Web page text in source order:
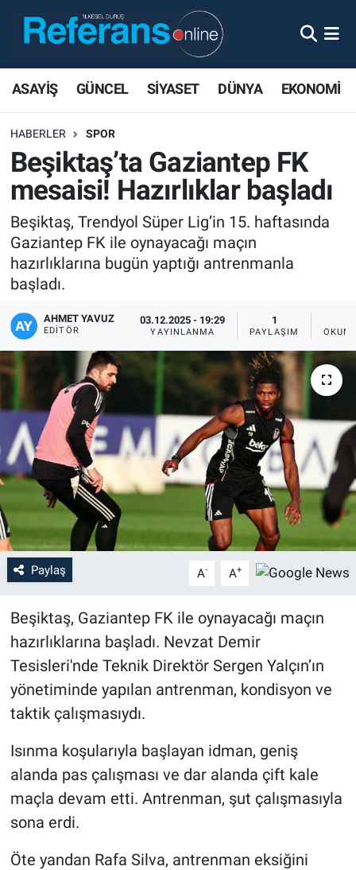
ASAYİŞ GÜNCEL SİYASET DÜNYA EKONOMİ
HABERLER SPOR
Beşiktaş’ta Gaziantep FK
mesaisi! Hazırlıklar başladı
Beşiktaş, Trendyol Süper Lig’in 15. haftasında
Gaziantep FK ile oynayacağı maçın
hazırlıklarına bugün yaptığı antrenmanla
başladı.
AHMET YAVUZ
EDITÖR
03.12.2025 - 19:29
YAYINLANMA
1
PAYLAŞIM
Paylaş A- A+
Beşiktaş, Gaziantep FK ile oynayacağı maçın
hazırlıklarına başladı. Nevzat Demir
Tesisleri'nde Teknik Direktör Sergen Yalçın’ın
yönetiminde yapılan antrenman, kondisyon ve
taktik çalışmasıydı.
Isınma koşularıyla başlayan idman, geniş
alanda pas çalışması ve dar alanda çift kale
maçla devam etti. Antrenman, şut çalışmasıyla
sona erdi.
Öte yandan Rafa Silva, antrenman eksiğini